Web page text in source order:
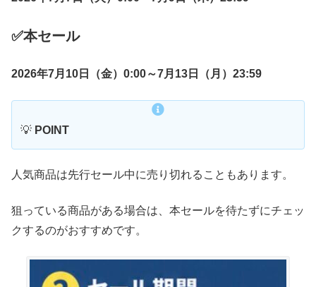
✅️本セール
2026年7月10日（金）0:00～7月13日（月）23:59
💡 POINT
人気商品は先行セール中に売り切れることもあります。
狙っている商品がある場合は、本セールを待たずにチェッ
クするのがおすすめです。